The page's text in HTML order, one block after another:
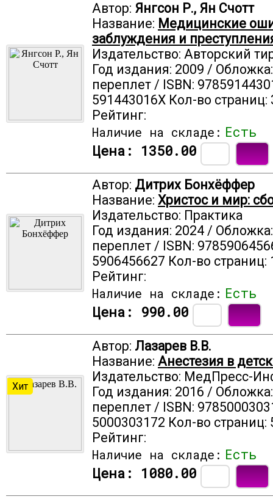
Автор: Янгсон Р., Ян Счотт
Название: Медицинские
заблуждения и
Издательство: Авторский
Год издания: 2009 /
переплет / ISBN:
591443016X Кол-во страниц:
Рейтинг:
Наличие на складе: Есть
Цена: 1350.00
Автор: Дитрих Бонхёффер
Название: Христос и мир:
Издательство: Практика
Год издания: 2024 /
переплет / ISBN:
5906456627 Кол-во страниц:
Рейтинг:
Наличие на складе: Есть
Цена: 990.00
Хит
Автор: Лазарев В.В.
Название: Анестезия в
Издательство: МедПресс-
Год издания: 2016 /
переплет / ISBN:
5000303172 Кол-во страниц:
Рейтинг:
Наличие на складе: Есть
Цена: 1080.00